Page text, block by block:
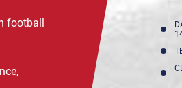
football